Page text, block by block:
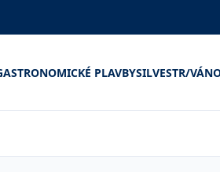
PLAVBYSILVESTR/